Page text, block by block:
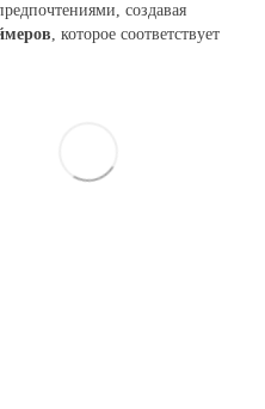
создавая
, которое соответствует